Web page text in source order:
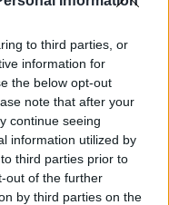
to third parties, or
information for
the below opt-out
note that after your
continue seeing
information utilized by
third parties prior to
out of the further
by third parties on the
Leone a Santa